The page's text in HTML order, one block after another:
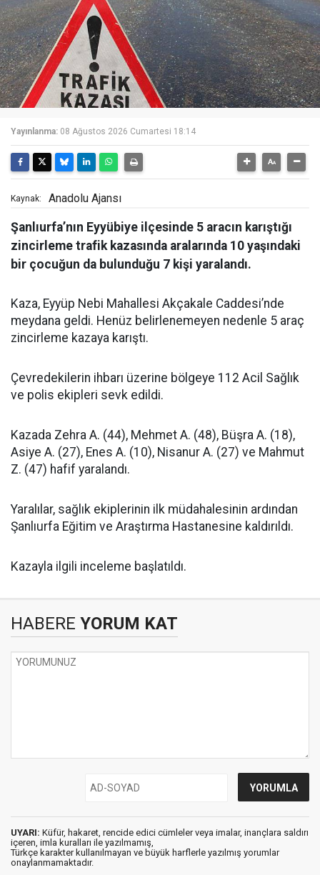
Yayınlanma: 08 Ağustos 2026 Cumartesi 18:14
Kaynak: Anadolu Ajansı
Şanlıurfa’nın Eyyübiye ilçesinde 5 aracın karıştığı
zincirleme trafik kazasında aralarında 10 yaşındaki
bir çocuğun da bulunduğu 7 kişi yaralandı.
Kaza, Eyyüp Nebi Mahallesi Akçakale Caddesi’nde
meydana geldi. Henüz belirlenemeyen nedenle 5 araç
zincirleme kazaya karıştı.
Çevredekilerin ihbarı üzerine bölgeye 112 Acil Sağlık
ve polis ekipleri sevk edildi.
Kazada Zehra A. (44), Mehmet A. (48), Büşra A. (18),
Asiye A. (27), Enes A. (10), Nisanur A. (27) ve Mahmut
Z. (47) hafif yaralandı.
Yaralılar, sağlık ekiplerinin ilk müdahalesinin ardından
Şanlıurfa Eğitim ve Araştırma Hastanesine kaldırıldı.
Kazayla ilgili inceleme başlatıldı.
HABERE YORUM KAT
UYARI: Küfür, hakaret, rencide edici cümleler veya imalar, inançlara saldırı
içeren, imla kuralları ile yazılmamış,
Türkçe karakter kullanılmayan ve büyük harflerle yazılmış yorumlar
onaylanmamaktadır.